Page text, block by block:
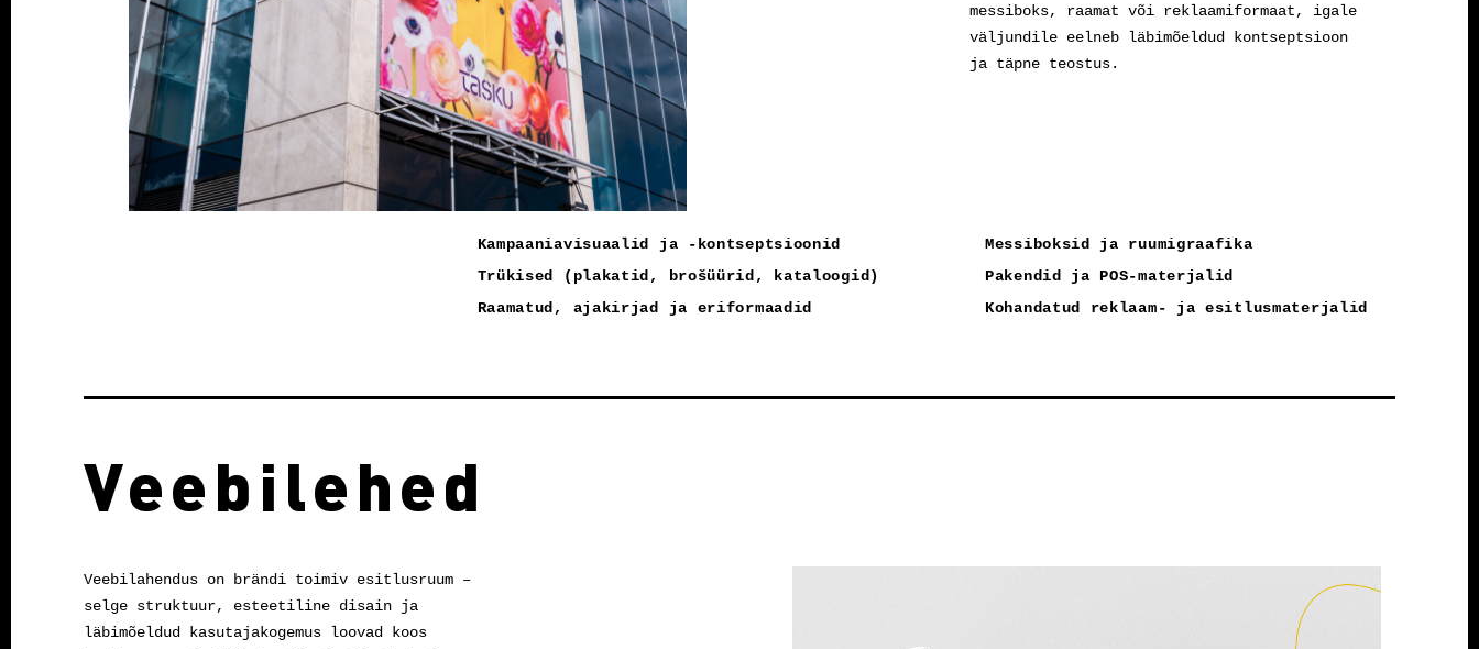
messiboks, raamat või reklaamiformaat, igale
väljundile eelneb läbimõeldud kontseptsioon
ja täpne teostus.
Kampaaniavisuaalid ja -kontseptsioonid
Trükised (plakatid, brošüürid, kataloogid)
Raamatud, ajakirjad ja eriformaadid
Messiboksid ja ruumigraafika
Pakendid ja POS-materjalid
Kohandatud reklaam- ja esitlusmaterjalid
Veebilehed
Veebilahendus on brändi toimiv esitlusruum –
selge struktuur, esteetiline disain ja
läbimõeldud kasutajakogemus loovad koos